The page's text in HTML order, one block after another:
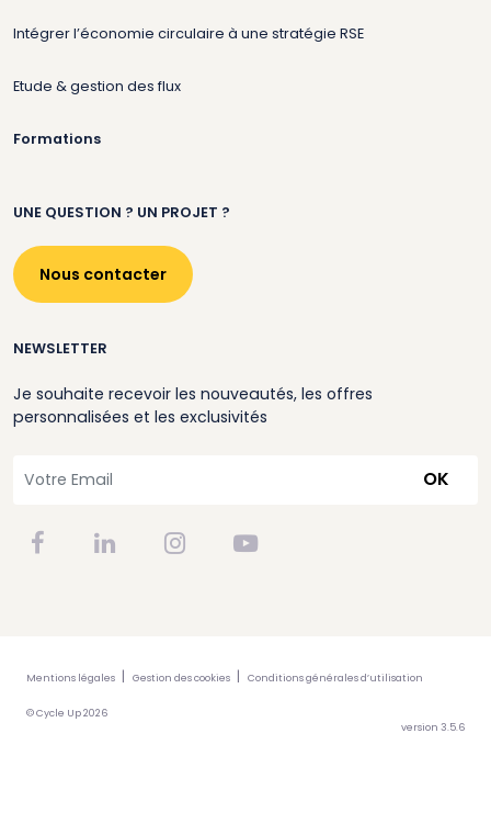
Intégrer l’économie circulaire à une stratégie RSE
Etude & gestion des flux
Formations
UNE QUESTION ? UN PROJET ?
Nous contacter
NEWSLETTER
Je souhaite recevoir les nouveautés, les offres
personnalisées et les exclusivités
OK
Mentions légales Gestion des cookies Conditions générales d’utilisation
© Cycle Up 2026
version 3.5.6